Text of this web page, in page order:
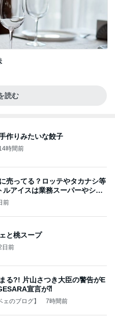
読む
作りみたいな餃子
時間前
売ってる？ロッテやタカナシ等
ルアイスは業務スーパーやシャ
前
と桃スープ
日前
る?! 片山さつき大臣の警告がE
宣言が⁈
のブログ】 7時間前